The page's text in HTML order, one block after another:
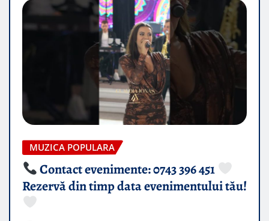
MUZICA POPULARA
Contact evenimente: 0743 396 451
Rezervă din timp data evenimentului tău!